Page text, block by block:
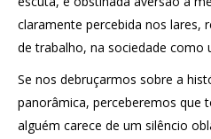
claramente percebida nos lares,
de trabalho, na sociedade como
Se nos debruçarmos sobre a
panorâmica, perceberemos que
alguém carece de um silêncio